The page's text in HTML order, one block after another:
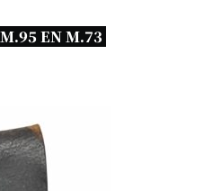
EN M.73